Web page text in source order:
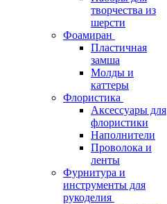
творчества из
шерсти
Фоамиран
Пластичная
замша
Молды и
каттеры
Флористика
Аксессуары для
флористики
Наполнители
Проволока и
ленты
Фурнитура и
инструменты для
рукоделия